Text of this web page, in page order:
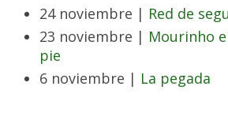
24 noviembre | Red de
23 noviembre | Mourinho
pie
6 noviembre | La pegada